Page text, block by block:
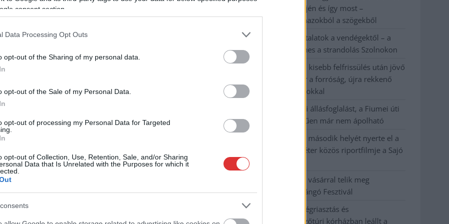
consent section.
Data Processing Opt Outs
opt-out of the Sharing of my personal data.
opt-out of the Sale of my Personal Data.
opt-out of processing my Personal Data for Targeted
opt-out of Collection, Use, Retention, Sale, and/or Sharing
Data that Is Unrelated with the Purposes for which it
felújítás alatt lévő ingatlanját. A tolvajok
ezúttal sem úszták meg, a rendőrség elfogta
őket.
TOVÁBB OLVASOM
évvel ezelőtti árvíz idején és így most –
fotógyűjtemény ugyanazokból a szögekből
Ilyenek eddig a tapasztalatok a vendégektől – a
hőhullám miatt ingyenes a strandolás Szolnokon
Nem biztató: a hétvégi kisebb felfrissülés után jövő
héten megint visszatér a forróság, újra rekkenő
hőség jön, akár 38 fokokkal
Közzétették a szakértői állásfoglalást, a Fiumei úti
fák többsége szakszerűen már nem ápolható
A MÚOSZ sajtódíjának második helyét nyerte el a
Borsod24 és a Paraméter közös riportfilmje a Sajó
szennyezéséről
Tánccal, zeneszóval és vásárral telik meg
Jászberény, indul a Csángó Fesztivál
Meghosszabbított hőségriasztás és
vízkorlátozások, a mezőtúri kórházban leállt a